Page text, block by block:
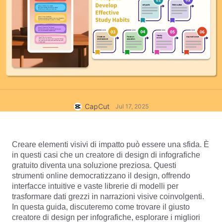
Testo e audio
Sottotitoli automatici
Modelli di sottotitoli
Riconoscimento vocale
Sintesi vocale
Miglioramento della voce
Riduzione del rumore
Immagine
Marketing
Stile di vita e vlog
Design personalizzato
Altro
Risorse
Trend di mercato
Scelte migliori
Tendenze e consigli sui modelli
Altro
Modelli di settore
Modelli di riepilogo
Centro protezione
Centro assistenza
Sala stampa
Apri CapCut
CapCut Jul 17, 2025
Creare elementi visivi di impatto può essere una sfida. È
in questi casi che un creatore di design di infografiche
gratuito diventa una soluzione preziosa. Questi
strumenti online democratizzano il design, offrendo
interfacce intuitive e vaste librerie di modelli per
trasformare dati grezzi in narrazioni visive coinvolgenti.
In questa guida, discuteremo come trovare il giusto
creatore di design per infografiche, esplorare i migliori